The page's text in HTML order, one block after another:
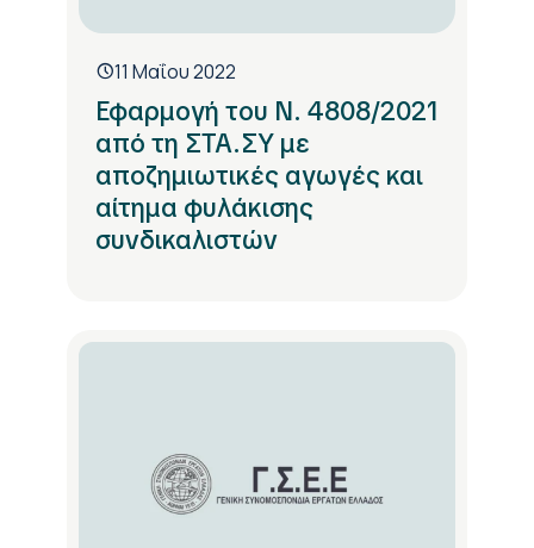
11 Μαΐου 2022
Εφαρμογή του Ν. 4808/2021
από τη ΣΤΑ.ΣΥ με
αποζημιωτικές αγωγές και
αίτημα φυλάκισης
συνδικαλιστών